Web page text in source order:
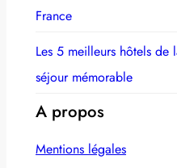
France
Les 5 meilleurs hôtels
séjour mémorable
A propos
Mentions légales